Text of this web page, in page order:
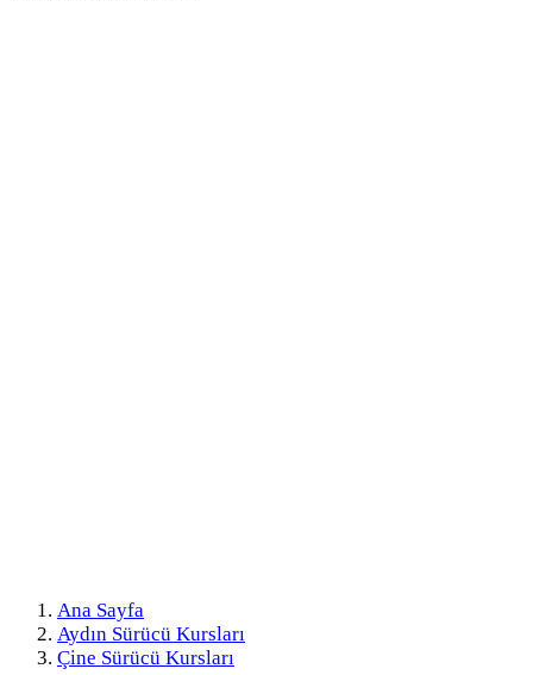
Ana Sayfa
Aydın Sürücü Kursları
Çine Sürücü Kursları